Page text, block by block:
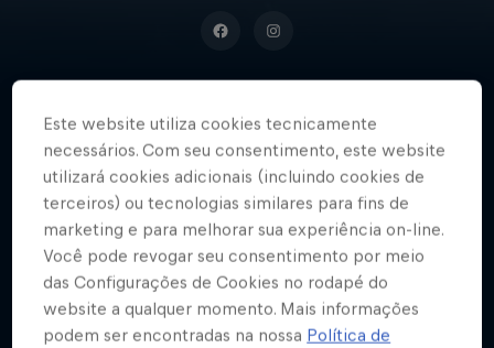
Fenômeno do surfe de ondas
grandes
Data de nascimento
10 Agosto 1988
Local de nascimento
Este website utiliza cookies tecnicamente
necessários. Com seu consentimento, este website
utilizará cookies adicionais (incluindo cookies de
terceiros) ou tecnologias similares para fins de
marketing e para melhorar sua experiência on-line.
Você pode revogar seu consentimento por meio
das Configurações de Cookies no rodapé do
website a qualquer momento. Mais informações
podem ser encontradas na nossa Política de